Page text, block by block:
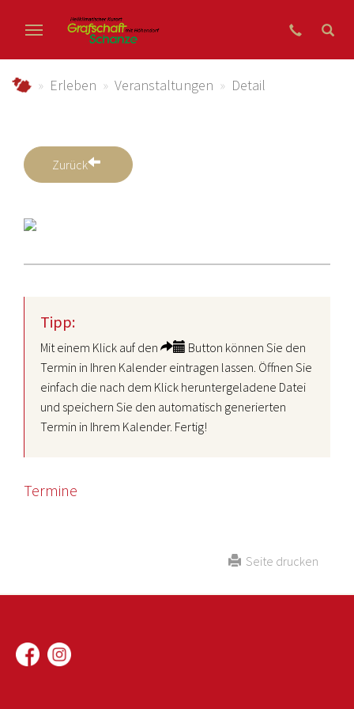
grafschaft-schanze.de
Erleben Veranstaltungen Detail
Zurück
Tipp:
Mit einem Klick auf den
Button können Sie den
Termin in Ihren Kalender eintragen lassen. Öffnen Sie
einfach die nach dem Klick heruntergeladene Datei
und speichern Sie den automatisch generierten
Termin in Ihrem Kalender. Fertig!
Termine
Seite drucken